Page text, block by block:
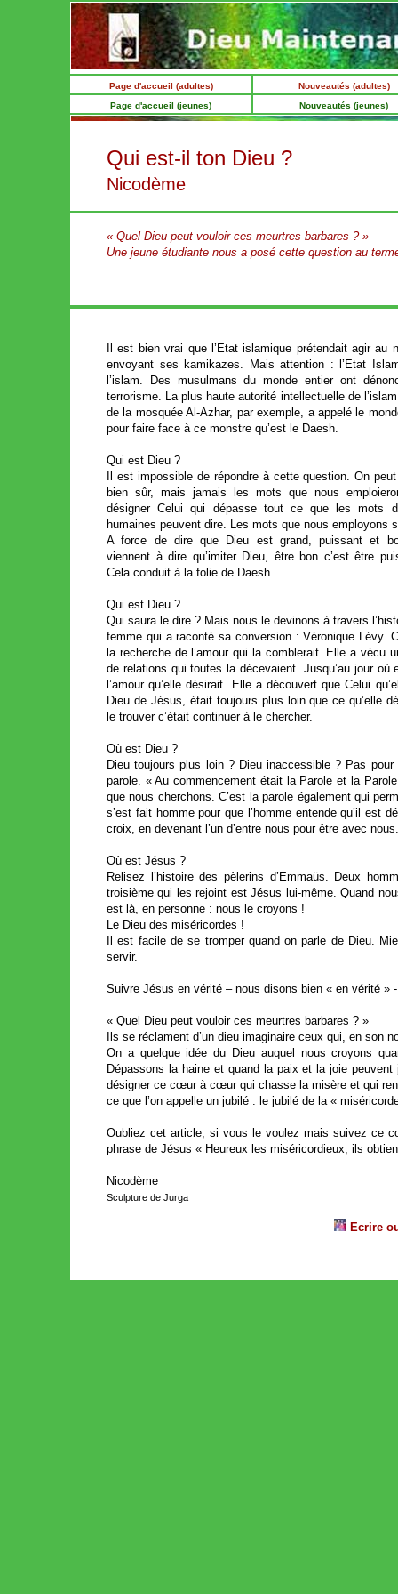
Page d'accueil (adultes)
Nouveautés (adultes)
Page d'accueil (jeunes)
Nouveautés (jeunes)
Qui est-il ton Dieu ?
Nicodème
« Quel Dieu peut vouloir ces meurtres barbares ? »
Une jeune étudiante nous a posé cette question au
Il est bien vrai que l’Etat islamique prétendait agir au
envoyant ses kamikazes. Mais attention : l’Etat
l’islam. Des musulmans du monde entier ont
terrorisme. La plus haute autorité intellectuelle de
de la mosquée Al-Azhar, par exemple, a appelé le
pour faire face à ce monstre qu’est le Daesh.
Qui est Dieu ?
Il est impossible de répondre à cette question. On
bien sûr, mais jamais les mots que nous
désigner Celui qui dépasse tout ce que les mots
humaines peuvent dire. Les mots que nous employons
A force de dire que Dieu est grand, puissant et
viennent à dire qu’imiter Dieu, être bon c’est être
Cela conduit à la folie de Daesh.
Qui est Dieu ?
Qui saura le dire ? Mais nous le devinons à travers
femme qui a raconté sa conversion : Véronique Lévy.
la recherche de l’amour qui la comblerait. Elle a vécu
de relations qui toutes la décevaient. Jusqu’au jour où
l’amour qu’elle désirait. Elle a découvert que Celui
Dieu de Jésus, était toujours plus loin que ce qu’elle
le trouver c’était continuer à le chercher.
Où est Dieu ?
Dieu toujours plus loin ? Dieu inaccessible ? Pas
parole. « Au commencement était la Parole et la
que nous cherchons. C’est la parole également qui
s’est fait homme pour que l’homme entende qu’il est
croix, en devenant l’un d’entre nous pour être avec
Où est Jésus ?
Relisez l’histoire des pèlerins d’Emmaüs. Deux
troisième qui les rejoint est Jésus lui-même. Quand
est là, en personne : nous le croyons !
Le Dieu des miséricordes !
Il est facile de se tromper quand on parle de Dieu.
servir.
Suivre Jésus en vérité – nous disons bien « en vérité »
« Quel Dieu peut vouloir ces meurtres barbares ? »
Ils se réclament d’un dieu imaginaire ceux qui, en son
On a quelque idée du Dieu auquel nous croyons
Dépassons la haine et quand la paix et la joie
désigner ce cœur à cœur qui chasse la misère et qui
ce que l’on appelle un jubilé : le jubilé de la «
Oubliez cet article, si vous le voulez mais suivez ce
phrase de Jésus « Heureux les miséricordieux, ils
Nicodème
Sculpture de Jurga
Ecrire